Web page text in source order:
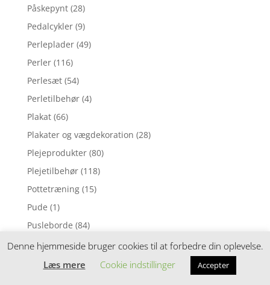
Påskepynt (28)
Pedalcykler (9)
Perleplader (49)
Perler (116)
Perlesæt (54)
Perletilbehør (4)
Plakat (66)
Plakater og vægdekoration (28)
Plejeprodukter (80)
Plejetilbehør (118)
Pottetræning (15)
Pude (1)
Pusleborde (84)
Puslepude (1)
Puslepuder (169)
Denne hjemmeside bruger cookies til at forbedre din oplevelse.
Læs mere
Cookie indstillinger Accepter